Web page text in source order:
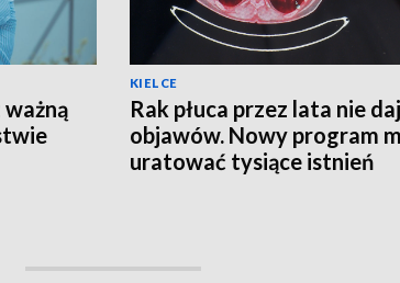
ważną
KIELCE
Rak płuca przez lata nie
objawów. Nowy program
uratować tysiące istnień